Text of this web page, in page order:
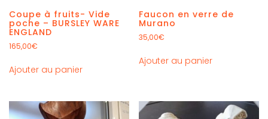
Coupe à fruits- Vide
poche – BURSLEY WARE
ENGLAND
165,00€
Ajouter au panier
Faucon en verre de
Murano
35,00€
Ajouter au panier